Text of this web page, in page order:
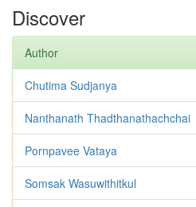
Discover
Author
Chutima Sudjanya
Nanthanath Thadthanathachchai
Pornpavee Vataya
Somsak Wasuwithitkul